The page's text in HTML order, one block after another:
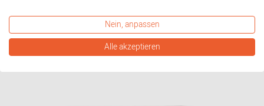
weitere Varianten erhältlich
Nein, anpassen
Alle akzeptieren